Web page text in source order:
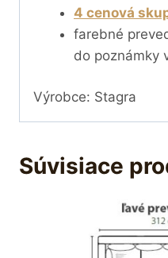
4 cenová
farebné
do poznámky
Výrobce: Stagra
Súvisiace